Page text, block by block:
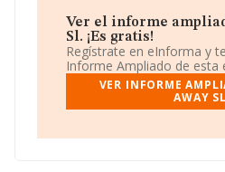
el hogar y ferre. La sociedad
Mercantil como Sociedad
'Gestión y administración de la
La compañía no tiene actividad
Ha tenido el mismo número de
en cuenta la información a
media de sector.
Ver el informe
Sl. ¡Es gratis!
Regístrate en eInforma y
Informe Ampliado de esta
VER INFORME
AWAY